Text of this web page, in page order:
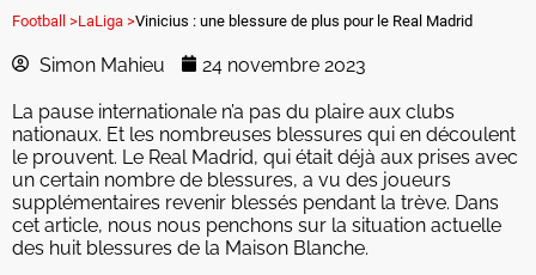
Football >LaLiga >Vinicius : une blessure de plus pour le Real Madrid
Simon Mahieu 24 novembre 2023
La pause internationale n’a pas du plaire aux clubs
nationaux. Et les nombreuses blessures qui en découlent
le prouvent. Le Real Madrid, qui était déjà aux prises avec
un certain nombre de blessures, a vu des joueurs
supplémentaires revenir blessés pendant la trève. Dans
cet article, nous nous penchons sur la situation actuelle
des huit blessures de la Maison Blanche.